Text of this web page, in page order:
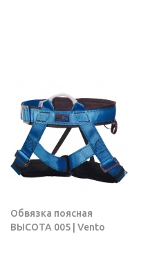
Обвязка поясная
ВЫСОТА 005 | Vento